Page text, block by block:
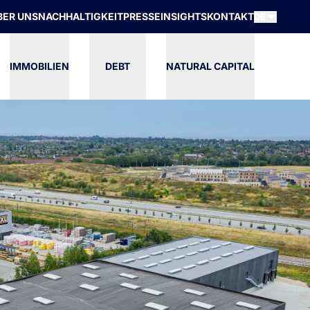
UNSNACHHALTIGKEITPRESSEINSIGHTSKONTAKT
IMMOBILIEN DEBT NATURAL CAPITAL